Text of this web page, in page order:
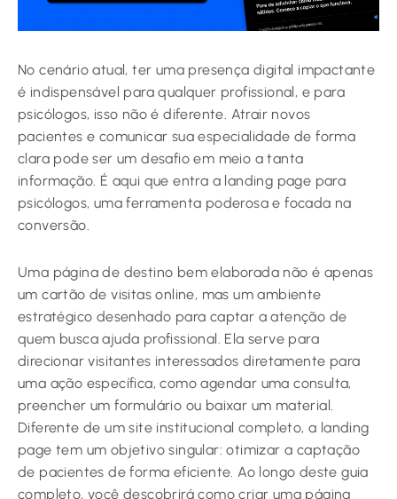
No cenário atual, ter uma presença digital impactante
é indispensável para qualquer profissional, e para
psicólogos, isso não é diferente. Atrair novos
pacientes e comunicar sua especialidade de forma
clara pode ser um desafio em meio a tanta
informação. É aqui que entra a landing page para
psicólogos, uma ferramenta poderosa e focada na
conversão.
Uma página de destino bem elaborada não é apenas
um cartão de visitas online, mas um ambiente
estratégico desenhado para captar a atenção de
quem busca ajuda profissional. Ela serve para
direcionar visitantes interessados diretamente para
uma ação específica, como agendar uma consulta,
preencher um formulário ou baixar um material.
Diferente de um site institucional completo, a landing
page tem um objetivo singular: otimizar a captação
de pacientes de forma eficiente. Ao longo deste guia
completo, você descobrirá como criar uma página